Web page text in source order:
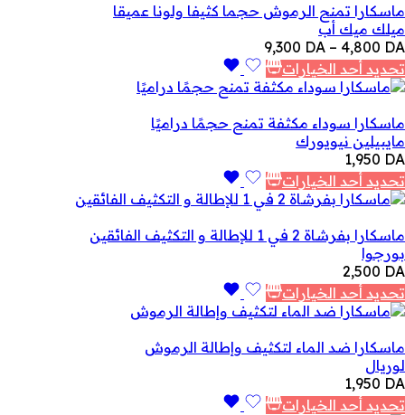
ماسكارا تمنح الرموش حجما كثيفا ولونا عميقا
ميلك ميك أب
4,800 DA
–
9,300 DA
السعر:
من
خلال
تحديد أحد الخيارات
ماسكارا سوداء مكثفة تمنح حجمًا دراميًا
مايبيلين نيويورك
1,950 DA
تحديد أحد الخيارات
ماسكارا بفرشاة 2 في 1 للإطالة و التكثيف الفائقين
بورجوا
2,500 DA
تحديد أحد الخيارات
ماسكارا ضد الماء لتكثيف وإطالة الرموش
لوريال
1,950 DA
تحديد أحد الخيارات